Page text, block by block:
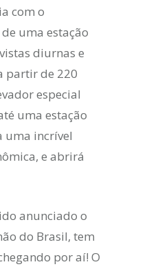
com o
uma estação
diurnas e
partir de 220
especial
uma estação
uma incrível
e abrirá
anunciado o
do Brasil, tem
por aí! O